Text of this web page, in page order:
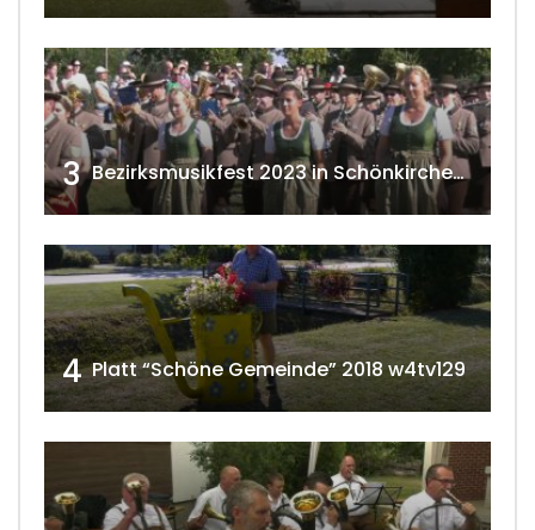
3 Bezirksmusikfest 2023 in Schönkirchen-Reyersdorf
4 Platt “Schöne Gemeinde” 2018 w4tv129